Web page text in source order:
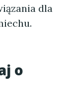
dla
o